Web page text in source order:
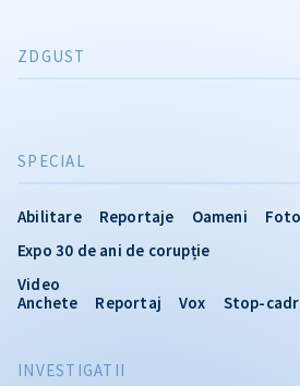
INVESTIGATII
SPECIAL
Abilitare Reportaje Oameni
Expo 30 de ani de corupție
Video
Anchete
Reportaj Vox Stop-
ZDGUST